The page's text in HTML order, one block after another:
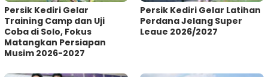
Persik Kediri Gelar
Training Camp dan Uji
Coba di Solo, Fokus
Matangkan Persiapan
Musim 2026-2027
Persik Kediri Gelar Latihan
Perdana Jelang Super
Leaue 2026/2027